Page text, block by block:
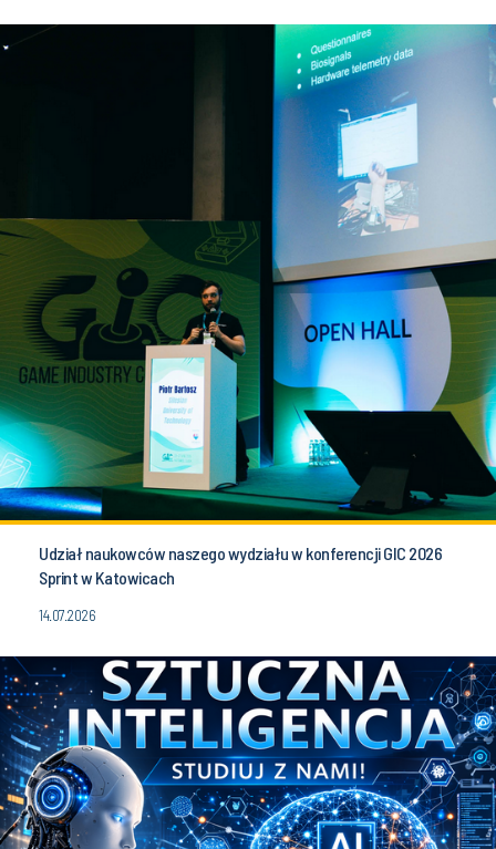
Udział naukowców naszego wydziału w konferencji GIC 2026
Sprint w Katowicach
14.07.2026